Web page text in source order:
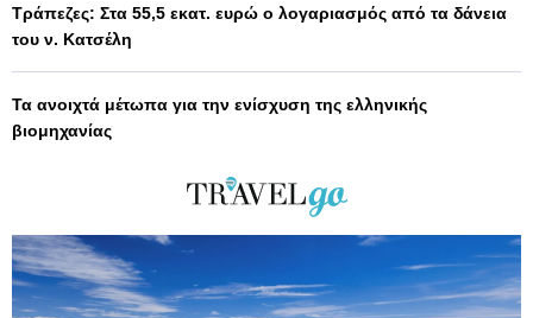
Τράπεζες: Στα 55,5 εκατ. ευρώ ο λογαριασμός από τα δάνεια
του ν. Κατσέλη
Τα ανοιχτά μέτωπα για την ενίσχυση της ελληνικής
βιομηχανίας